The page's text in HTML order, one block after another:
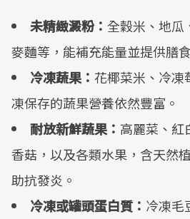
未精緻澱粉： 全穀米、地瓜
麥麵等，能補充能量並提供膳
冷凍蔬果： 花椰菜米、冷凍
凍保存的蔬果營養依然豐富。
耐放新鮮蔬果： 高麗菜、紅
香菇，以及各類水果，含天然
助抗發炎。
冷凍或罐頭蛋白質： 冷凍毛